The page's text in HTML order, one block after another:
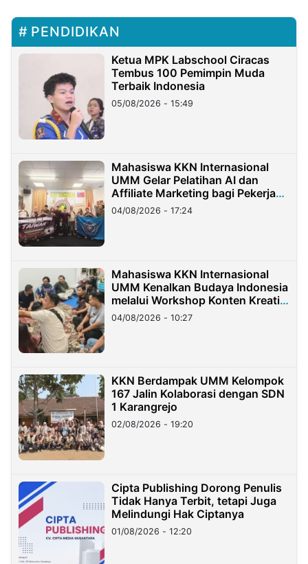
PENDIDIKAN
Ketua MPK Labschool Ciracas
Tembus 100 Pemimpin Muda
Terbaik Indonesia
05/08/2026 - 15:49
Mahasiswa KKN Internasional
UMM Gelar Pelatihan AI dan
Affiliate Marketing bagi Pekerja
Migran Indonesia di Taiwan
04/08/2026 - 17:24
Mahasiswa KKN Internasional
UMM Kenalkan Budaya Indonesia
melalui Workshop Konten Kreatif
di Taiwan
04/08/2026 - 10:27
KKN Berdampak UMM Kelompok
167 Jalin Kolaborasi dengan SDN
1 Karangrejo
02/08/2026 - 19:20
Cipta Publishing Dorong Penulis
Tidak Hanya Terbit, tetapi Juga
Melindungi Hak Ciptanya
01/08/2026 - 12:20